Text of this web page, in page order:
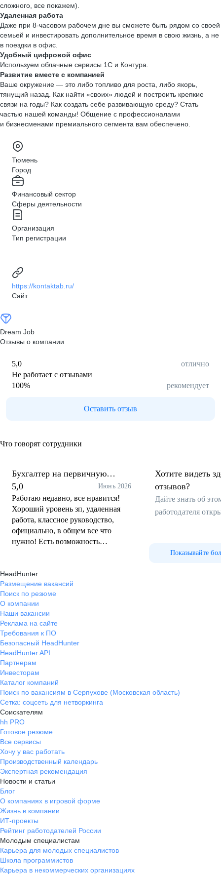
сложного, все покажем).
Удаленная работа
Даже при 8-часовом рабочем дне вы сможете быть рядом со своей
семьей и инвестировать дополнительное время в свою жизнь, а не
в поездки в офис.
Удобный цифровой офис
Используем облачные сервисы 1С и Контура.
Развитие вместе с компанией
Ваше окружение — это либо топливо для роста, либо якорь,
тянущий назад. Как найти «своих» людей и построить крепкие
связи на годы? Как создать себе развивающую среду? Стать
частью нашей команды! Общение с профессионалами
и бизнесменами премиального сегмента вам обеспечено.
Тюмень
Город
Финансовый сектор
Сферы деятельности
Организация
Тип регистрации
https://kontaktab.ru/
Сайт
Dream Job
Отзывы о компании
5,0
отлично
Не работает с отзывами
100% рекомендует
Оставить отзыв
Что говорят сотрудники
Бухгалтер на первичную
документацию
5,0 Июнь 2026
Работаю недавно, все нравится!
Хороший уровень зп, удаленная
работа, классное руководство,
официально, в общем все что
нужно! Есть возможность
Хотите видеть
отзывов?
Дайте знать об
работодателя
Показывайте
HeadHunter
Размещение вакансий
Поиск по резюме
О компании
Наши вакансии
Реклама на сайте
Требования к ПО
Безопасный HeadHunter
HeadHunter API
Партнерам
Инвесторам
Каталог компаний
Поиск по вакансиям в Серпухове (Московская область)
Сетка: соцсеть для нетворкинга
Соискателям
hh PRO
Готовое резюме
Все сервисы
Хочу у вас работать
Производственный календарь
Экспертная рекомендация
Новости и статьи
Блог
О компаниях в игровой форме
Жизнь в компании
ИТ-проекты
Рейтинг работодателей России
Молодым специалистам
Карьера для молодых специалистов
Школа программистов
Карьера в некоммерческих организациях